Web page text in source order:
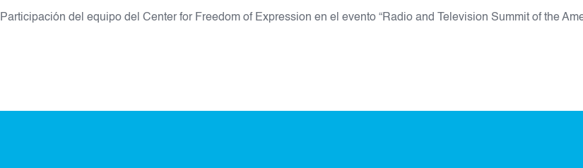
Participación del equipo del Center for Freedom of Expression en el evento “Radio and Television Summit of the